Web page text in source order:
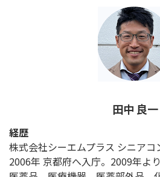
田中 良一
経歴
株式会社シーエムプラス シニアコ
2006年 京都府へ入庁。2009年よ